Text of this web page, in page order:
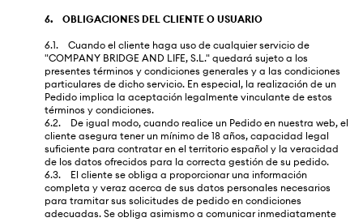
6. OBLIGACIONES DEL CLIENTE O USUARIO
6.1. Cuando el cliente haga uso de cualquier servicio de
"COMPANY BRIDGE AND LIFE, S.L." quedará sujeto a los
presentes términos y condiciones generales y a las condiciones
particulares de dicho servicio. En especial, la realización de un
Pedido implica la aceptación legalmente vinculante de estos
términos y condiciones.
6.2. De igual modo, cuando realice un Pedido en nuestra web, el
cliente asegura tener un mínimo de 18 años, capacidad legal
suficiente para contratar en el territorio español y la veracidad
de los datos ofrecidos para la correcta gestión de su pedido.
6.3. El cliente se obliga a proporcionar una información
completa y veraz acerca de sus datos personales necesarios
para tramitar sus solicitudes de pedido en condiciones
adecuadas. Se obliga asimismo a comunicar inmediatamente